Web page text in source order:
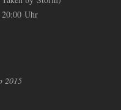
Uhr
2015